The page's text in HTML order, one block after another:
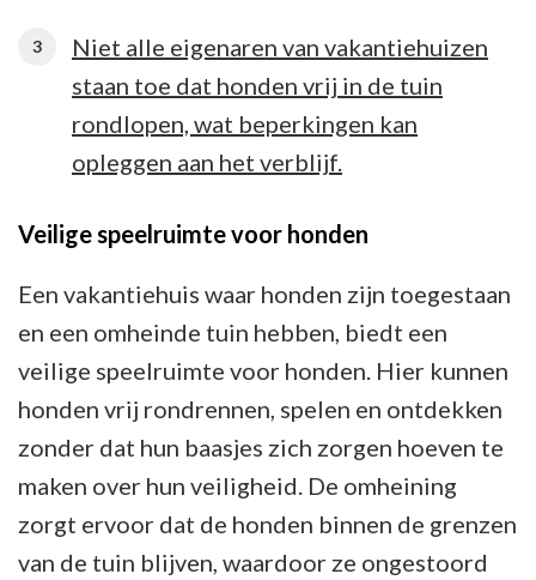
Niet alle eigenaren van vakantiehuizen
staan toe dat honden vrij in de tuin
rondlopen, wat beperkingen kan
opleggen aan het verblijf.
Veilige speelruimte voor honden
Een vakantiehuis waar honden zijn toegestaan
en een omheinde tuin hebben, biedt een
veilige speelruimte voor honden. Hier kunnen
honden vrij rondrennen, spelen en ontdekken
zonder dat hun baasjes zich zorgen hoeven te
maken over hun veiligheid. De omheining
zorgt ervoor dat de honden binnen de grenzen
van de tuin blijven, waardoor ze ongestoord